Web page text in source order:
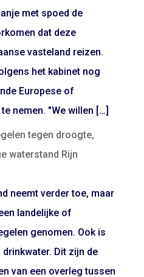
met spoed de
dat deze
vasteland reizen.
het kabinet nog
Europese of
nemen. "We willen […]
tegen droogte,
waterstand Rijn
neemt verder toe, maar
landelijke of
genomen. Ook is
Dit zijn de
van een overleg tussen